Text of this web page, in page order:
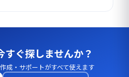
ぐ探しませんか？
成・サポートがすべて使えます